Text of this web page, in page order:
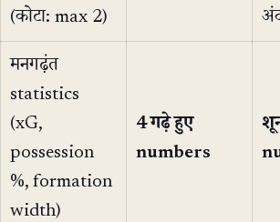
(कोटा: max 2)
मनगढ़ंत
statistics
(xG,
possession
%, formation
width)
4 गढ़े हुए
numbers